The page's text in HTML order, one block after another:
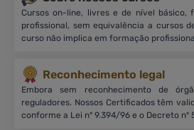
Cursos on-line, livres e de nível básico,
profissional, sem equivalência a cursos
curso não implica em formação
Reconhecimento legal
Embora sem reconhecimento de
reguladores. Nossos Certificados têm
conforme a Lei nº 9.394/96 e o Decreto nº